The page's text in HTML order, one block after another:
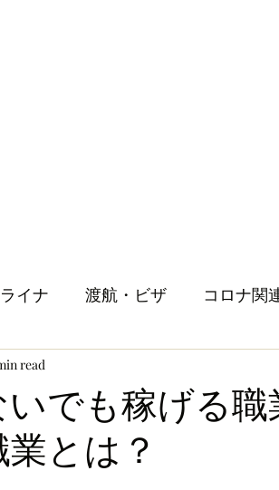
イナ 渡航・ビザ コロナ関
健康
パ ビジネス
でも稼げる
とは？
read